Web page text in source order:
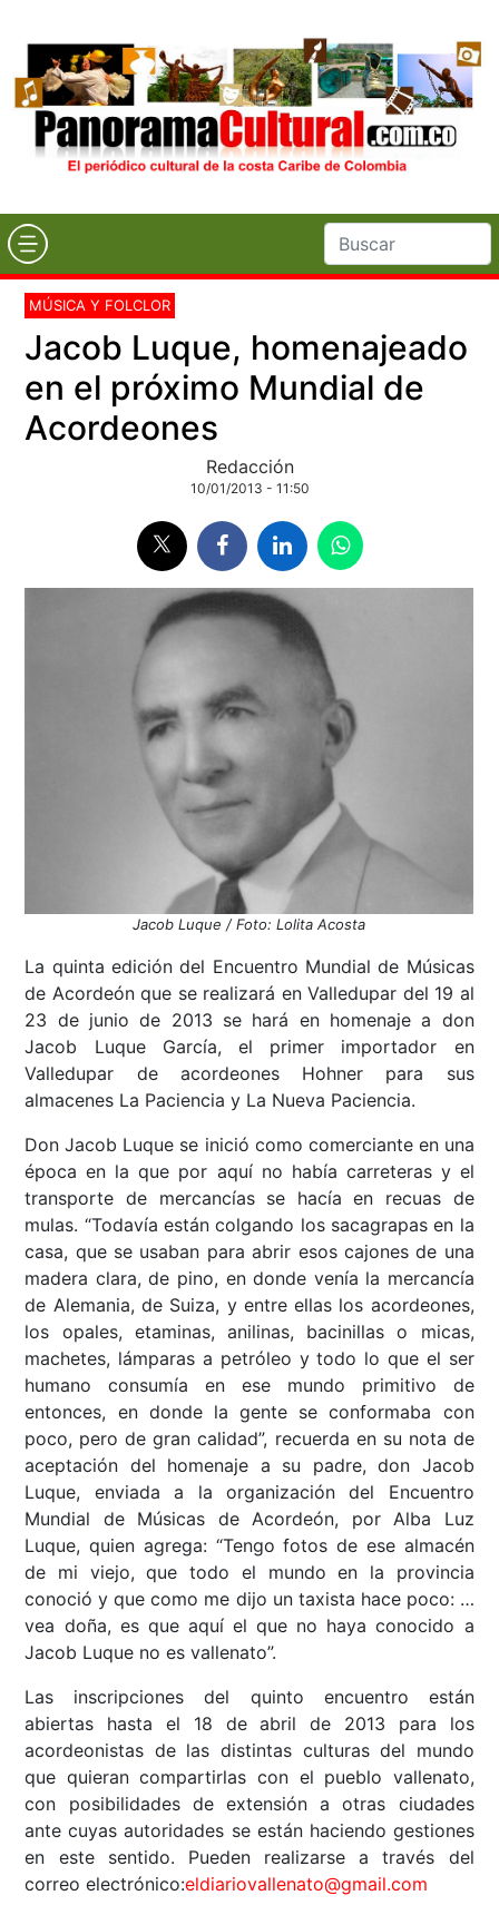
MÚSICA Y FOLCLOR
Jacob Luque, homenajeado
en el próximo Mundial de
Acordeones
Redacción
10/01/2013 - 11:50
Jacob Luque / Foto: Lolita Acosta
La quinta edición del Encuentro Mundial de Músicas
de Acordeón que se realizará en Valledupar del 19 al
23 de junio de 2013 se hará en homenaje a don
Jacob Luque García, el primer importador en
Valledupar de acordeones Hohner para sus
almacenes La Paciencia y La Nueva Paciencia.
Don Jacob Luque se inició como comerciante en una
época en la que por aquí no había carreteras y el
transporte de mercancías se hacía en recuas de
mulas. “Todavía están colgando los sacagrapas en la
casa, que se usaban para abrir esos cajones de una
madera clara, de pino, en donde venía la mercancía
de Alemania, de Suiza, y entre ellas los acordeones,
los opales, etaminas, anilinas, bacinillas o micas,
machetes, lámparas a petróleo y todo lo que el ser
humano consumía en ese mundo primitivo de
entonces, en donde la gente se conformaba con
poco, pero de gran calidad”, recuerda en su nota de
aceptación del homenaje a su padre, don Jacob
Luque, enviada a la organización del Encuentro
Mundial de Músicas de Acordeón, por Alba Luz
Luque, quien agrega: “Tengo fotos de ese almacén
de mi viejo, que todo el mundo en la provincia
conoció y que como me dijo un taxista hace poco: …
vea doña, es que aquí el que no haya conocido a
Jacob Luque no es vallenato”.
Las inscripciones del quinto encuentro están
abiertas hasta el 18 de abril de 2013 para los
acordeonistas de las distintas culturas del mundo
que quieran compartirlas con el pueblo vallenato,
con posibilidades de extensión a otras ciudades
ante cuyas autoridades se están haciendo gestiones
en este sentido. Pueden realizarse a través del
correo electrónico:eldiariovallenato@gmail.com